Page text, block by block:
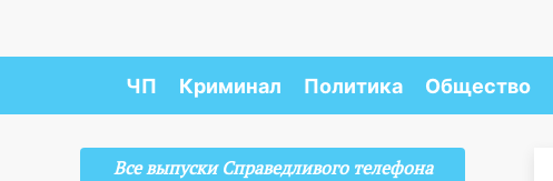
ЧП Криминал Политика Общество
Все выпуски Справедливого телефона